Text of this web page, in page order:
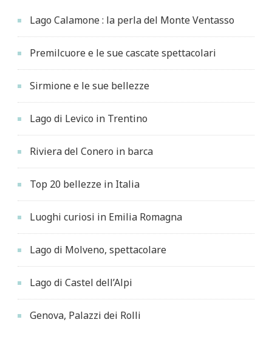
Lago Calamone : la perla del Monte Ventasso
Premilcuore e le sue cascate spettacolari
Sirmione e le sue bellezze
Lago di Levico in Trentino
Riviera del Conero in barca
Top 20 bellezze in Italia
Luoghi curiosi in Emilia Romagna
Lago di Molveno, spettacolare
Lago di Castel dell’Alpi
Genova, Palazzi dei Rolli